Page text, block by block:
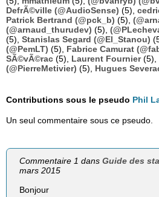
DefrÃ©ville (@AudioSense) (5),
Patrick Bertrand (@pck_b) (5),
(@arnaud_thurudev) (5),
(5), Stanislas Segard (@El_Stanou)
(@PemLT) (5), Fabrice Camurat
SÃ©vÃ©rac (5), Laurent Fournier(5),
(@PierreMetivier) (5), Hugues
Contributions sous le pseudo Phil
Un seul commentaire sous ce pseudo.
Commentaire 1 dansGuide des
mars 2015
Bonjour